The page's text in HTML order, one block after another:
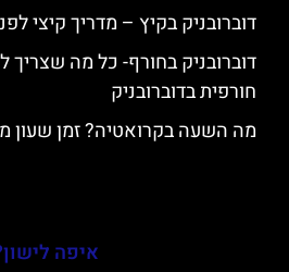
דוברובניק בקיץ – מדריך קיצי
דוברובניק בחורף- כל מה
חורפית בדוברובניק
מה השעה בקרואטיה? זמן שעון
איפה